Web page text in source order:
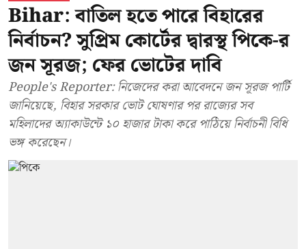
Bihar: বাতিল হতে পারে বিহারের
নির্বাচন? সুপ্রিম কোর্টের দ্বারস্থ পিকে-র
জন সূরজ; ফের ভোটের দাবি
People's Reporter: নিজেদের করা আবেদনে জন সূরজ পার্টি
জানিয়েছে, বিহার সরকার ভোট ঘোষণার পর রাজ্যের সব
মহিলাদের অ্যাকাউন্টে ১০ হাজার টাকা করে পাঠিয়ে নির্বাচনী বিধি
ভঙ্গ করেছেন।